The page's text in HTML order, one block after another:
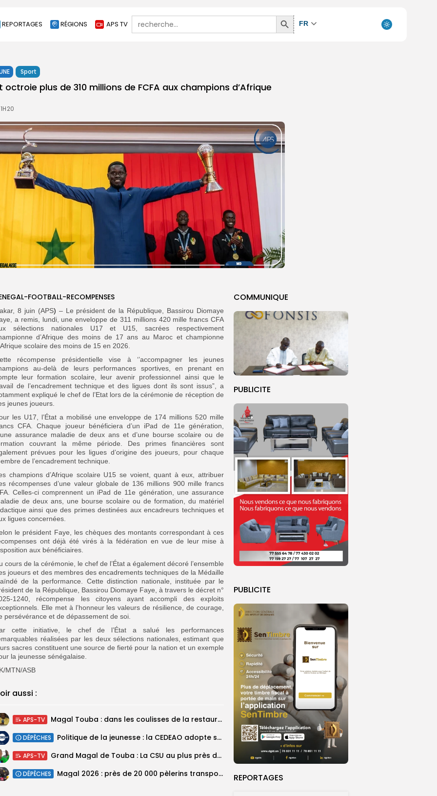
REPORTAGES RÉGIONS APS TV
Search
for:
Search
Button
FR
Sport
octroie plus de 310 millions de FCFA aux champions d’Afrique
COMMUNIQUE
PUBLICITE
PUBLICITE
REPORTAGES
FOOTBALL-RECOMPENSES
8 juin (APS) – Le président de la République, Bassirou Diomaye
a remis, lundi, une enveloppe de 311 millions 420 mille francs CFA
sélections nationales U17 et U15, sacrées respectivement
d’Afrique des moins de 17 ans au Maroc et championne
scolaire des moins de 15 en 2026.
récompense présidentielle vise à ‘’accompagner les jeunes
au-delà de leurs performances sportives, en prenant en
leur formation scolaire, leur avenir professionnel ainsi que le
de l’encadrement technique et des ligues dont ils sont issus”, a
expliqué le chef de l’Etat lors de la cérémonie de réception de
jeunes joueurs.
les U17, l’État a mobilisé une enveloppe de 174 millions 520 mille
CFA. Chaque joueur bénéficiera d’un iPad de 11e génération,
assurance maladie de deux ans et d’une bourse scolaire ou de
couvrant la même période. Des primes financières sont
prévues pour les ligues d’origine des joueurs, pour chaque
de l’encadrement technique.
champions d’Afrique scolaire U15 se voient, quant à eux, attribuer
récompenses d’une valeur globale de 136 millions 900 mille francs
Celles-ci comprennent un iPad de 11e génération, une assurance
de deux ans, une bourse scolaire ou de formation, du matériel
ainsi que des primes destinées aux encadreurs techniques et
ligues concernées.
le président Faye, les chèques des montants correspondant à ces
ont déjà été virés à la fédération en vue de leur mise à
aux bénéficiaires.
cours de la cérémonie, le chef de l’État a également décoré l’ensemble
joueurs et des membres des encadrements techniques de la Médaille
de la performance. Cette distinction nationale, instituée par le
de la République, Bassirou Diomaye Faye, à travers le décret n°
1240, récompense les citoyens ayant accompli des exploits
Elle met à l’honneur les valeurs de résilience, de courage,
persévérance et de dépassement de soi.
cette initiative, le chef de l’État a salué les performances
réalisées par les deux sélections nationales, estimant que
sacres constituent une source de fierté pour la nation et un exemple
la jeunesse sénégalaise.
MTN/ASB
aussi :
APS-TV Magal Touba : dans les coulisses de la restauration de la presse...
DÉPÊCHES Politique de la jeunesse : la CEDEAO adopte son plan d’actions stratégiques...
APS-TV Grand Magal de Touba : La CSU au plus près des pèlerins
DÉPÊCHES Magal 2026 : près de 20 000 pèlerins transportés vers Touba en...